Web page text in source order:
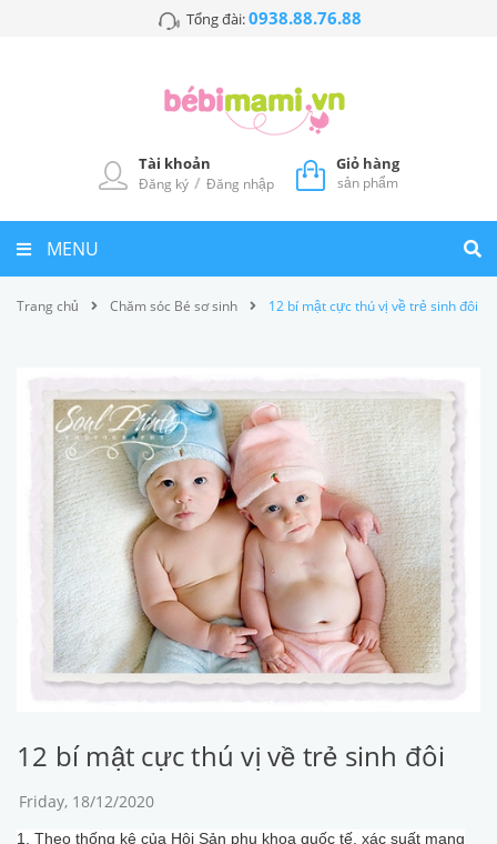
Tổng đài:0938.88.76.88
Tài khoản
Đăng ký / Đăng nhập
Giỏ hàng
sản phẩm
MENU
Trang chủ Chăm sóc Bé sơ sinh 12 bí mật cực thú vị về trẻ sinh đôi
12 bí mật cực thú vị về trẻ sinh đôi
Friday, 18/12/2020
1. Theo thống kê của Hội Sản phụ khoa quốc tế, xác suất mang